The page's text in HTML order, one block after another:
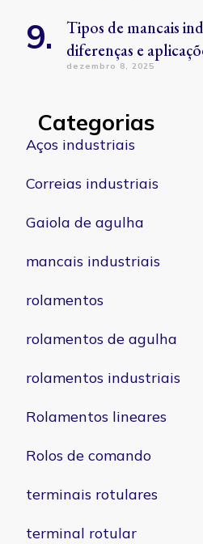
Tipos de mancais
diferenças e
dezembro 8, 2025
Categorias
Aços industriais
Correias industriais
Gaiola de agulha
mancais industriais
rolamentos
rolamentos de agulha
rolamentos industriais
Rolamentos lineares
Rolos de comando
terminais rotulares
terminal rotular